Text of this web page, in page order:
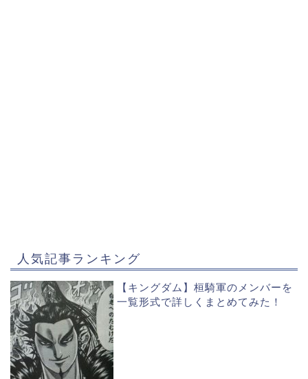
人気記事ランキング
【キングダム】桓騎軍のメンバーを
一覧形式で詳しくまとめてみた！